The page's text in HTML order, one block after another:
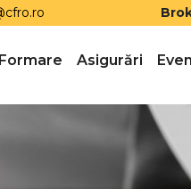
Formare Asigurări